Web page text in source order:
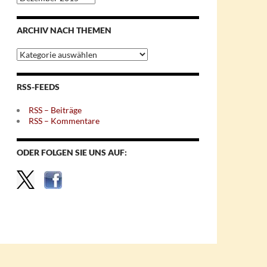
nach
Monaten
ARCHIV NACH THEMEN
Archiv
nach
Themen
RSS-FEEDS
RSS – Beiträge
RSS – Kommentare
ODER FOLGEN SIE UNS AUF: